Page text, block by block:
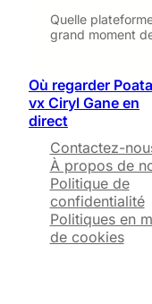
Quelle
grand moment
Où regarder
vx Ciryl Gane en
direct
Contactez-
À propos de
Politique de
confidentialité
Politiques en
de cookies